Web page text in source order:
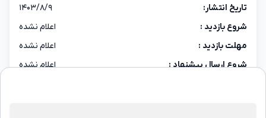
تاریخ انتشار:
۱۴۰۳/۸/۹
شروع بازدید :
اعلام نشده
مهلت بازدید :
اعلام نشده
شروع ارسال پیشنهاد :
اعلام نشده